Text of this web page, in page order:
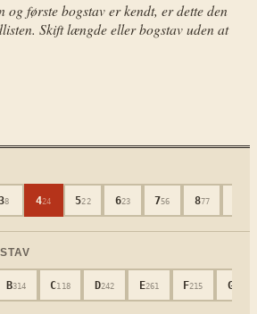
første bogstav er kendt, er dette den
Skift længde eller bogstav uden at
8 424 522 623 756 877
B314 C118 D242 E261 F215 G